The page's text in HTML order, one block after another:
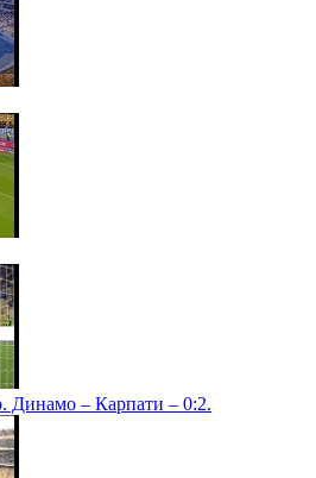
Динамо – Карпати – 0:2.